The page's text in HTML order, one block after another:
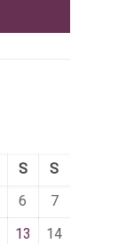
S
S
6
7
13
14